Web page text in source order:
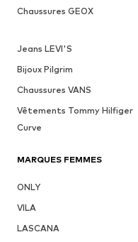
Chaussures GEOX
Jeans LEVI'S
Bijoux Pilgrim
Chaussures VANS
Vêtements Tommy Hilfiger
Curve
MARQUES FEMMES
ONLY
VILA
LASCANA